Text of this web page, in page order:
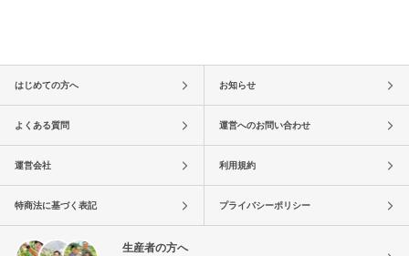
はじめての方へ お知らせ
よくある質問 運営へのお問い合わせ
運営会社 利用規約
特商法に基づく表記 プライバシーポリシー
生産者の方へ